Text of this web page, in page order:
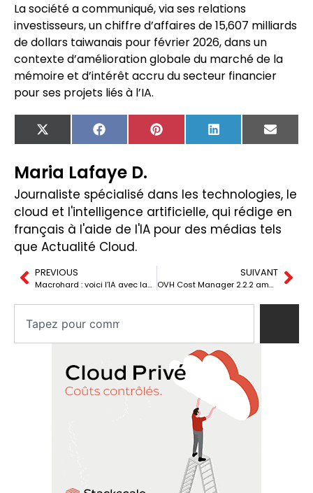
La société a communiqué, via ses relations
investisseurs, un chiffre d’affaires de 15,607 milliards
de dollars taiwanais pour février 2026, dans un
contexte d’amélioration globale du marché de la
mémoire et d’intérêt accru du secteur financier
pour ses projets liés à l’IA.
X
(Twitter)
FacebookPinterest LinkedIn Email
Maria Lafaye D.
Journaliste spécialisé dans les technologies, le
cloud et l'intelligence artificielle, qui rédige en
français à l'aide de l'IA pour des médias tels
que Actualité Cloud.
PREVIOUS
Macrohard : voici l’IA avec laquelle Musk veut automatiser le logiciel
SUIVANT
OVH Cost Manager 2.2.2 améliore le contrôle des dépenses et réduit Docker